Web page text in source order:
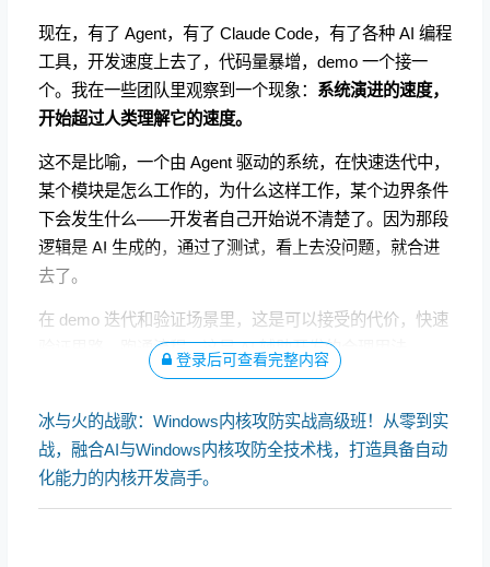
现在，有了 Agent，有了 Claude Code，有了各种 AI 编程
工具，开发速度上去了，代码量暴增，demo 一个接一
个。我在一些团队里观察到一个现象： 系统演进的速度，
开始超过人类理解它的速度。
这不是比喻，一个由 Agent 驱动的系统，在快速迭代中，
某个模块是怎么工作的，为什么这样工作，某个边界条件
下会发生什么——开发者自己开始说不清楚了。因为那段
逻辑是 AI 生成的，通过了测试，看上去没问题，就合进
去了。
在 demo 迭代和验证场景里，这是可以接受的代价，快速
验证思路，跑通流程，这是 AI 辅助开发的合理用法。
登录后可查看完整内容
冰与火的战歌：Windows内核攻防实战高级班！从零到实
战，融合AI与Windows内核攻防全技术栈，打造具备自动
化能力的内核开发高手。